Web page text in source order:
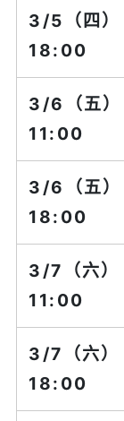
3/5（四）
18:00
3/6（五）
11:00
3/6（五）
18:00
3/7（六）
11:00
3/7（六）
18:00